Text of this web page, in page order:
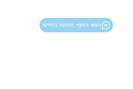
আপনার মতামত প্রদান করুন